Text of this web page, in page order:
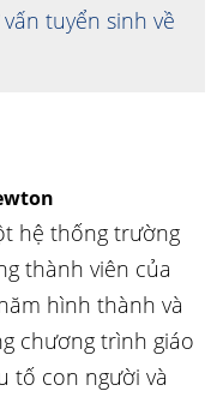
tuyển sinh về
hệ thống trường
thành viên của
hình thành và
chương trình giáo
tố con người và